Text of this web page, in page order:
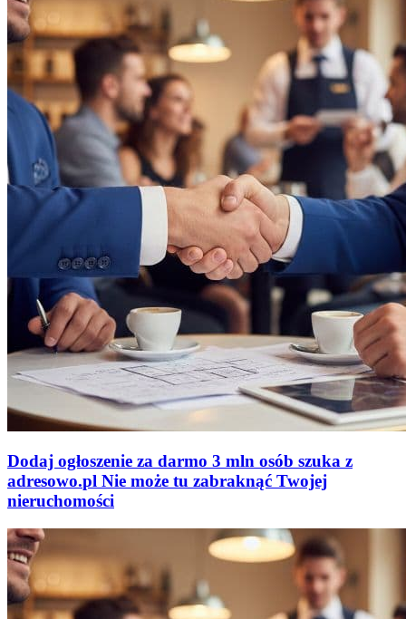
Dodaj ogłoszenie za darmo 3 mln osób szuka z
adresowo.pl Nie może tu zabraknąć Twojej
nieruchomości